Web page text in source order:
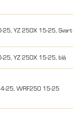
25, YZ 250X 15-25, Svart
25, YZ 250X 15-25, blå
25, WRF250 15-25